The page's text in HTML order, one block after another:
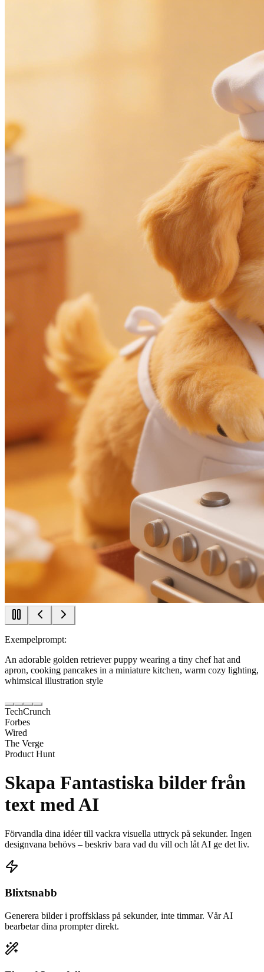
Exempelprompt:
An adorable golden retriever puppy wearing a tiny chef hat and
apron, cooking pancakes in a miniature kitchen, warm cozy lighting,
whimsical illustration style
TechCrunch
Forbes
Wired
The Verge
Product Hunt
Skapa Fantastiska bilder från
text med AI
Förvandla dina idéer till vackra visuella uttryck på sekunder. Ingen
designvana behövs – beskriv bara vad du vill och låt AI ge det liv.
Blixtsnabb
Generera bilder i proffsklass på sekunder, inte timmar. Vår AI
bearbetar dina prompter direkt.